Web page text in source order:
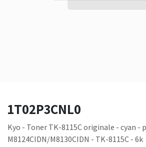
1T02P3CNL0
Kyo - Toner TK-8115C originale - cyan -
M8124CIDN/M8130CIDN - TK-8115C - 6k